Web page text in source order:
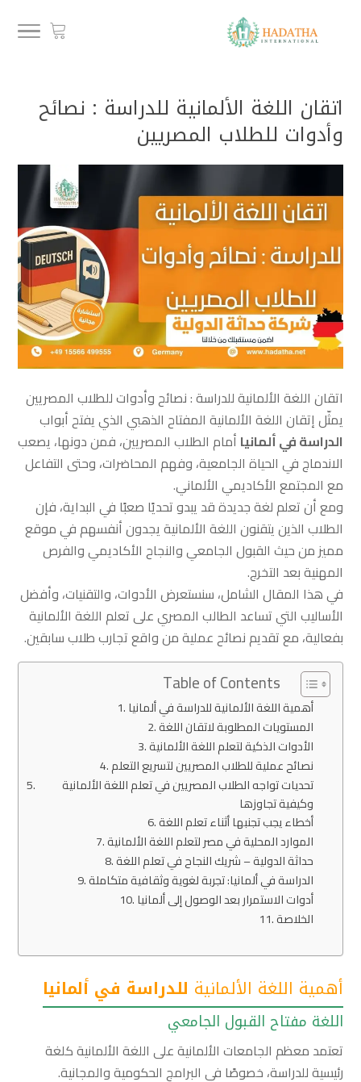
اتقان اللغة الألمانية للدراسة : نصائح
وأدوات للطلاب المصريين
اتقان اللغة الألمانية للدراسة : نصائح وأدوات للطلاب المصريين
يمثّل إتقان اللغة الألمانية المفتاح الذهبي الذي يفتح أبواب
الدراسة في ألمانيا أمام الطلاب المصريين، فمن دونها، يصعب
الاندماج في الحياة الجامعية، وفهم المحاضرات، وحتى التفاعل
مع المجتمع الأكاديمي الألماني.
ومع أن تعلم لغة جديدة قد يبدو تحديًا صعبًا في البداية، فإن
الطلاب الذين يتقنون اللغة الألمانية يجدون أنفسهم في موقع
مميز من حيث القبول الجامعي والنجاح الأكاديمي والفرص
المهنية بعد التخرج.
في هذا المقال الشامل، سنستعرض الأدوات، والتقنيات، وأفضل
الأساليب التي تساعد الطالب المصري على تعلم اللغة الألمانية
بفعالية، مع تقديم نصائح عملية من واقع تجارب طلاب سابقين.
Table of Contents
أهمية اللغة الألمانية للدراسة في ألمانيا
المستويات المطلوبة لاتقان اللغة
الأدوات الذكية لتعلم اللغة الألمانية
نصائح عملية للطلاب المصريين لتسريع التعلم
تحديات تواجه الطلاب المصريين في تعلم اللغة الألمانية
وكيفية تجاوزها
أخطاء يجب تجنبها أثناء تعلم اللغة
الموارد المحلية في مصر لتعلم اللغة الألمانية
حداثة الدولية – شريك النجاح في تعلم اللغة
الدراسة في ألمانيا: تجربة لغوية وثقافية متكاملة
أدوات الاستمرار بعد الوصول إلى ألمانيا
الخلاصة
أهمية اللغة الألمانية للدراسة في ألمانيا
اللغة مفتاح القبول الجامعي
تعتمد معظم الجامعات الألمانية على اللغة الألمانية كلغة
رئيسية للدراسة، خصوصًا في البرامج الحكومية والمجانية.